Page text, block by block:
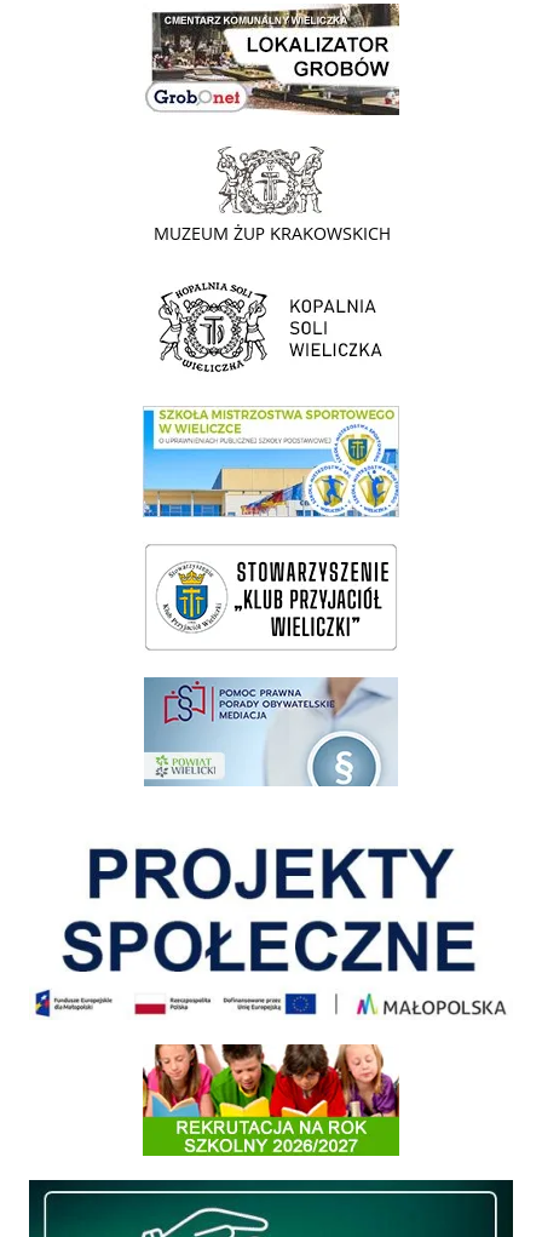
link do lokalizatora grobów na wielickim cmentarzu - grobnet
link do strony - Muzeum Żup Krakowskich Wieliczka
link do strony Kopalni Soli Wieliczka
link do SMS Wieliczka
wieliczka-wieliczanie na bis
pomoc prawna wieliczka
Informacja o terminach rekrutacji na rok szkolny 2026/2027
Międzyzakładowa Kasa Zapomogowo - Pożyczkowa